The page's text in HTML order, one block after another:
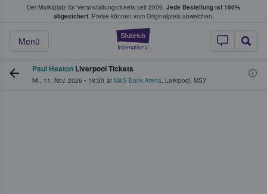
Der Marktplatz für Veranstaltungstickets seit 2009. Jede Bestellung ist 100%
abgesichert. Preise können vom Originalpreis abweichen.
StubHub - Wo
Menü
Tickets kaufen & verkaufen
Paul Heaton Liverpool Tickets
Mi., 11. Nov. 2026 • 18:30 at M&S Bank Arena, Liverpool, MSY